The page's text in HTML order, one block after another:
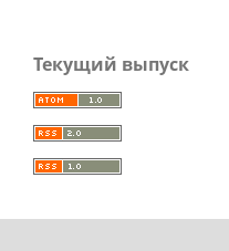
Текущий выпуск